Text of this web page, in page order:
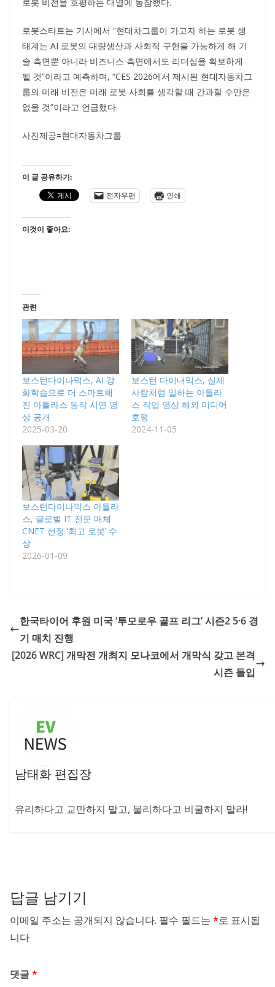
로봇스타트는 기사에서 “현대차그룹이 가고자 하는 로봇 생
태계는 AI 로봇의 대량생산과 사회적 구현을 가능하게 해 기
술 측면뿐 아니라 비즈니스 측면에서도 리더십을 확보하게
될 것”이라고 예측하며, “CES 2026에서 제시된 현대자동차그
룹의 미래 비전은 미래 로봇 사회를 생각할 때 간과할 수만은
없을 것”이라고 언급했다.
사진제공=현대자동차그룹
이 글 공유하기:
전자우편
인쇄
이것이 좋아요:
관련
보스턴다이나믹스, AI 강
화학습으로 더 스마트해
진 아틀라스 동작 시연 영
상 공개
2025-03-20
보스턴 다이내믹스, 실제
사람처럼 일하는 아틀라
스 작업 영상 해외 미디어
호평
2024-11-05
보스턴다이나믹스 아틀라
스, 글로벌 IT 전문 매체
CNET 선정 ‘최고 로봇’ 수
상
2026-01-09
한국타이어 후원 미국 ‘투모로우 골프 리그’ 시즌2 5·6 경
기 매치 진행
[2026 WRC] 개막전 개최지 모나코에서 개막식 갖고 본격
시즌 돌입
남태화 편집장
유리하다고 교만하지 말고, 불리하다고 비굴하지 말라!
답글 남기기
이메일 주소는 공개되지 않습니다. 필수 필드는 *로 표시됩
니다
댓글*